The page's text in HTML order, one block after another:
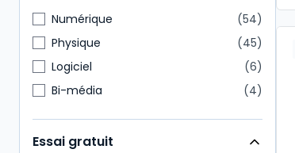
Numérique
54
Physique
45
Logiciel
6
Bi-média
4
Essai gratuit